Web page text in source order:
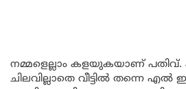
നമ്മളെല്ലാം കളയുകയാണ്
ചിലവില്ലാതെ വീട്ടിൽ തന്നെ